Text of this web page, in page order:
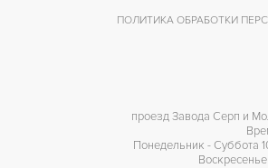
ПОЛИТИКА ОБРАБОТКИ
проезд Завода Серп и
Понедельник - Суббота